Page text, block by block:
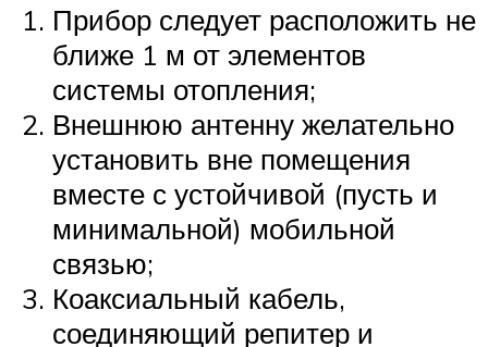
Прибор следует расположить не
ближе 1 м от элементов
системы отопления;
Внешнюю антенну желательно
установить вне помещения
вместе с устойчивой (пусть и
минимальной) мобильной
связью;
Коаксиальный кабель,
соединяющий репитер и